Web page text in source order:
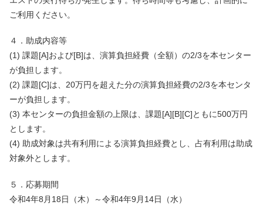
ご利用ください。
４．助成内容等
(1) 課題[A]および[B]は、演算負担経費（全額）の2/3を本センター
が負担します。
(2) 課題[C]は、20万円を超えた分の演算負担経費の2/3を本センタ
ーが負担します。
(3) 本センターの負担金額の上限は、課題[A][B][C]ともに500万円
とします。
(4) 助成対象は共有利用による演算負担経費とし、占有利用は助成
対象外とします。
５．応募期間
令和4年8月18日（木）～令和4年9月14日（水）